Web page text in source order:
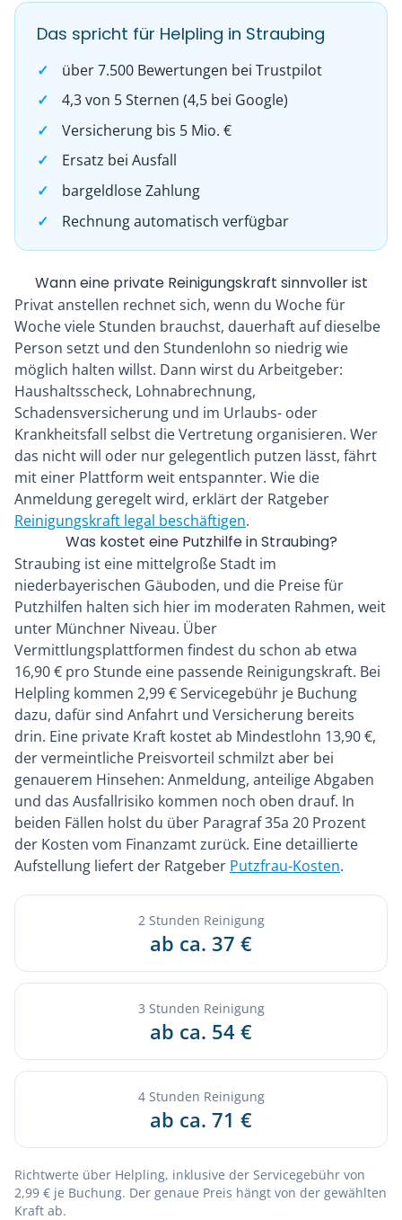
Das spricht für Helpling in Straubing
über 7.500 Bewertungen bei Trustpilot
4,3 von 5 Sternen (4,5 bei Google)
Versicherung bis 5 Mio. €
Ersatz bei Ausfall
bargeldlose Zahlung
Rechnung automatisch verfügbar
Wann eine private Reinigungskraft sinnvoller ist
Privat anstellen rechnet sich, wenn du Woche für
Woche viele Stunden brauchst, dauerhaft auf dieselbe
Person setzt und den Stundenlohn so niedrig wie
möglich halten willst. Dann wirst du Arbeitgeber:
Haushaltsscheck, Lohnabrechnung,
Schadensversicherung und im Urlaubs- oder
Krankheitsfall selbst die Vertretung organisieren. Wer
das nicht will oder nur gelegentlich putzen lässt, fährt
mit einer Plattform weit entspannter. Wie die
Anmeldung geregelt wird, erklärt der Ratgeber
Reinigungskraft legal beschäftigen.
Was kostet eine Putzhilfe in Straubing?
Straubing ist eine mittelgroße Stadt im
niederbayerischen Gäuboden, und die Preise für
Putzhilfen halten sich hier im moderaten Rahmen, weit
unter Münchner Niveau. Über
Vermittlungsplattformen findest du schon ab etwa
16,90 € pro Stunde eine passende Reinigungskraft. Bei
Helpling kommen 2,99 € Servicegebühr je Buchung
dazu, dafür sind Anfahrt und Versicherung bereits
drin. Eine private Kraft kostet ab Mindestlohn 13,90 €,
der vermeintliche Preisvorteil schmilzt aber bei
genauerem Hinsehen: Anmeldung, anteilige Abgaben
und das Ausfallrisiko kommen noch oben drauf. In
beiden Fällen holst du über Paragraf 35a 20 Prozent
der Kosten vom Finanzamt zurück. Eine detaillierte
Aufstellung liefert der Ratgeber Putzfrau-Kosten.
2 Stunden Reinigung
ab ca. 37 €
3 Stunden Reinigung
ab ca. 54 €
4 Stunden Reinigung
ab ca. 71 €
Richtwerte über Helpling, inklusive der Servicegebühr von
2,99 € je Buchung. Der genaue Preis hängt von der gewählten
Kraft ab.